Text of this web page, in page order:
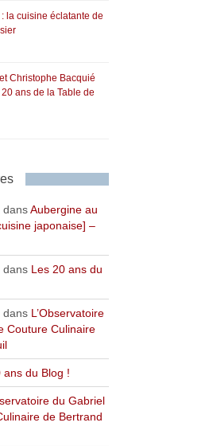
la cuisine éclatante de
Christophe Bacquié
ans de la Table de
dansAubergine au
japonaise] –
dans Les 20 ans du
dans L’Observatoire
Couture Culinaire
ans du Blog !
du Gabriel
de Bertrand